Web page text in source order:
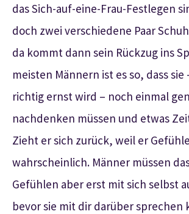
das Sich-auf-eine-Frau-Festlegen
doch zwei verschiedene Paar
da kommt dann sein Rückzug ins
meisten Männern ist es so, dass sie
richtig ernst wird – noch einmal
nachdenken müssen und etwas
Zieht er sich zurück, weil er
wahrscheinlich. Männer müssen
Gefühlen aber erst mit sich selbst
bevor sie mit dir darüber sprechen